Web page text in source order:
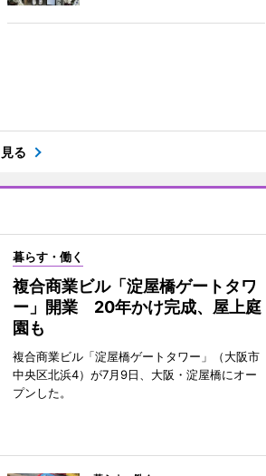
る
暮らす・働く
複合商業ビル「淀屋橋ゲートタワ
ー」開業 20年かけ完成、屋上庭
園も
複合商業ビル「淀屋橋ゲートタワー」（大阪市
中央区北浜4）が7月9日、大阪・淀屋橋にオー
プンした。